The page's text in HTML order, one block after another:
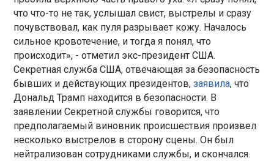
что что-то не так, услышал свист, выстрелы и сразу
почувствовал, как пуля разрывает кожу. Началось
сильное кровотечение, и тогда я понял, что
происходит», - отметил экс-президент США.
Секретная служба США, отвечающая за безопасность
бывших и действующих президентов,заявила, что
Дональд Трамп находится в безопасности. В
заявлении Секретной службы говорится, что
предполагаемый виновник происшествия произвел
несколько выстрелов в сторону сцены. Он был
нейтрализован сотрудниками службы, и скончался.